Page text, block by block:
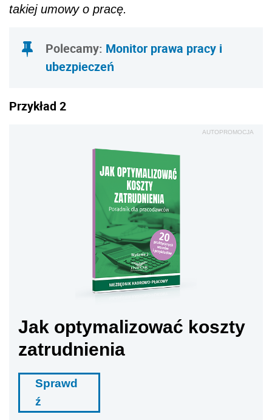
takiej umowy o pracę.
Polecamy: Monitor prawa pracy i
ubezpieczeń
Przykład 2
AUTOPROMOCJA
Jak optymalizować koszty
zatrudnienia
Sprawd
ź